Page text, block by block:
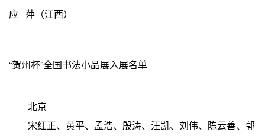
应 萍（江西）
“贺州杯”全国书法小品展入展名单
北京
宋红正、黄平、孟浩、殷涛、汪凯、刘伟、陈云善、郭